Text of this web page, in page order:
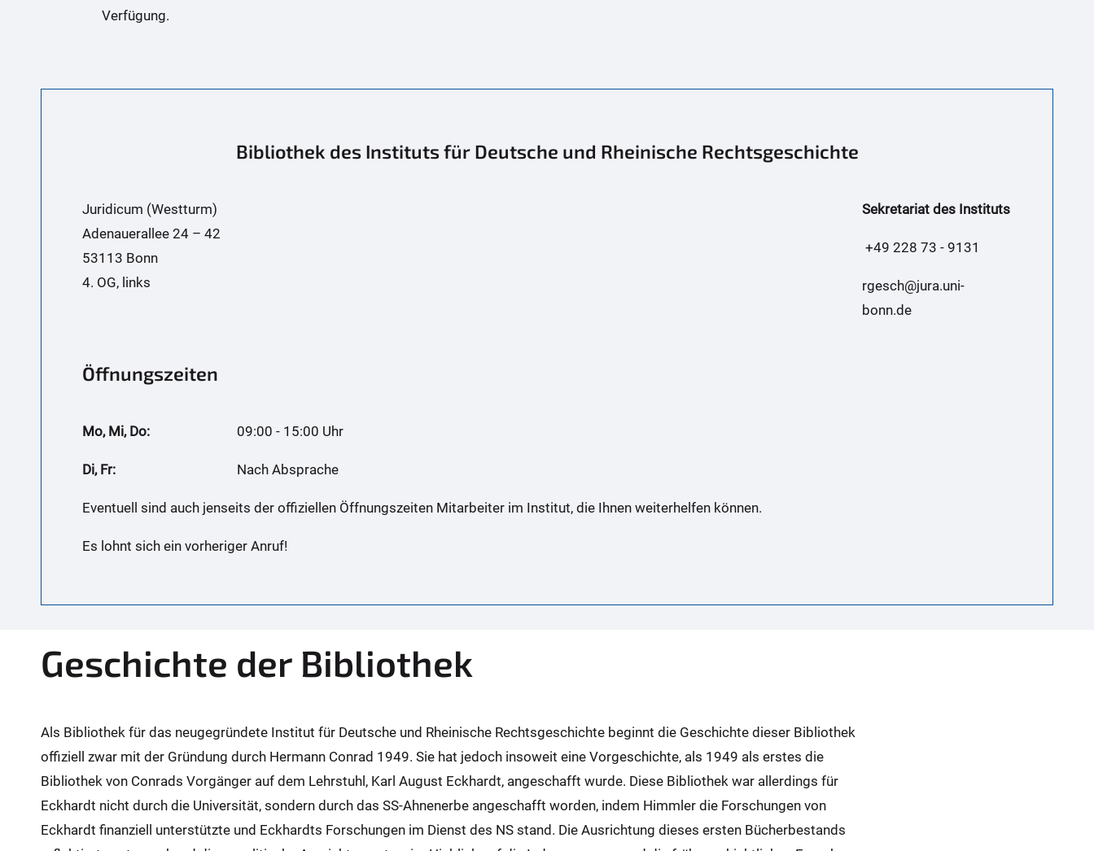
Verfügung.
Bibliothek des Instituts für Deutsche und Rheinische Rechtsgeschichte
Juridicum (Westturm)
Adenauerallee 24 – 42
53113 Bonn
4. OG, links
Sekretariat des Instituts
+49 228 73 - 9131
rgesch@jura.uni-
bonn.de
Öffnungszeiten
Mo, Mi, Do: 09:00 - 15:00 Uhr
Di, Fr: Nach Absprache
Eventuell sind auch jenseits der offiziellen Öffnungszeiten Mitarbeiter im Institut, die Ihnen weiterhelfen können.
Es lohnt sich ein vorheriger Anruf!
Geschichte der Bibliothek
Als Bibliothek für das neugegründete Institut für Deutsche und Rheinische Rechtsgeschichte beginnt die Geschichte dieser Bibliothek
offiziell zwar mit der Gründung durch Hermann Conrad 1949. Sie hat jedoch insoweit eine Vorgeschichte, als 1949 als erstes die
Bibliothek von Conrads Vorgänger auf dem Lehrstuhl, Karl August Eckhardt, angeschafft wurde. Diese Bibliothek war allerdings für
Eckhardt nicht durch die Universität, sondern durch das SS-Ahnenerbe angeschafft worden, indem Himmler die Forschungen von
Eckhardt finanziell unterstützte und Eckhardts Forschungen im Dienst des NS stand. Die Ausrichtung dieses ersten Bücherbestands